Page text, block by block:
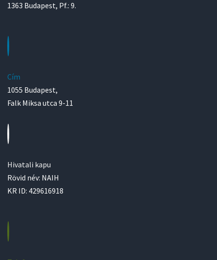
1363 Budapest, Pf.: 9.
Cím
1055 Budapest,
Falk Miksa utca 9-11
Hivatali kapu
Rövid név: NAIH
KR ID: 429616918